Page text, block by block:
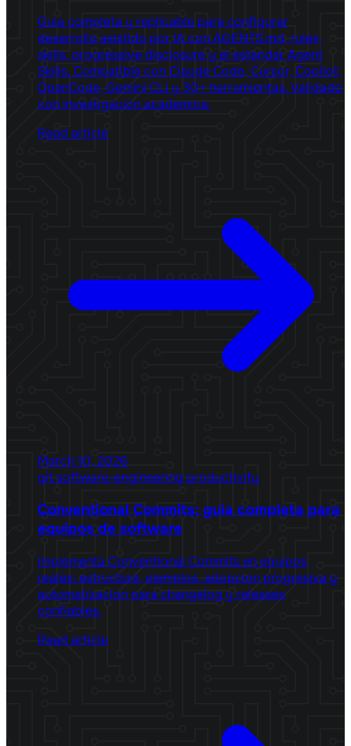
Guia completa y replicable para configurar
desarrollo asistido por IA con AGENTS.md, rules,
skills, progressive disclosure y el estandar Agent
Skills. Compatible con Claude Code, Cursor, Copilot,
OpenCode, Gemini CLI y 30+ herramientas. Validado
con investigacion academica.
Read article
March 10, 2026
gitsoftware-engineering productivity
Conventional Commits: guia completa para
equipos de software
Implementa Conventional Commits en equipos
reales: estructura, ejemplos, adopcion progresiva y
automatizacion para changelog y releases
confiables.
Read article